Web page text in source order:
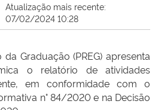
Atualização mais recente:
07/02/2024 10:28
Graduação (PREG) apresenta
o relatório de atividades
em conformidade com o
n° 84/2020 e na Decisão